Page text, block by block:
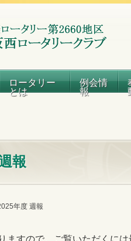
ロータリー
とは
例会情
報
報
年度 週報
ますので、ご覧いただくに